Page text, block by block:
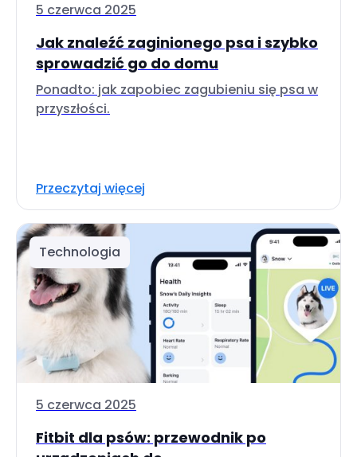
5 czerwca 2025
Jak znaleźć zaginionego psa i szybko
sprowadzić go do domu
Ponadto: jak zapobiec zagubieniu się psa w
przyszłości.
Przeczytaj więcej
Technologia
5 czerwca 2025
Fitbit dla psów: przewodnik po